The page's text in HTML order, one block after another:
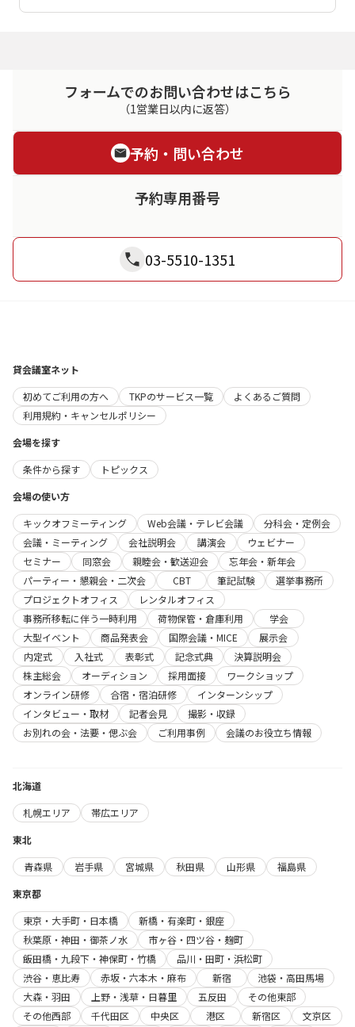
フォームでのお問い合わせはこちら
（1営業日以内に返答）
予約・問い合わせ
予約専用番号
03-5510-1351
貸会議室ネット
初めてご利用の方へ
TKPのサービス一覧
よくあるご質問
利用規約・キャンセルポリシー
会場を探す
条件から探す
トピックス
会場の使い方
キックオフミーティング
Web会議・テレビ会議
分科会・定例会
会議・ミーティング
会社説明会 講演会
ウェビナー
セミナー
同窓会 親睦会・歓送迎会
忘年会・新年会
パーティー・懇親会・二次会
CBT 筆記試験
選挙事務所
プロジェクトオフィス
レンタルオフィス
事務所移転に伴う一時利用
荷物保管・倉庫利用
学会
大型イベント
商品発表会 国際会議・MICE
展示会
内定式
入社式 表彰式 記念式典
決算説明会
株主総会
オーディション 採用面接
ワークショップ
オンライン研修
合宿・宿泊研修
インターンシップ
インタビュー・取材
記者会見
撮影・収録
お別れの会・法要・偲ぶ会
ご利用事例 会議のお役立ち情報
北海道
札幌エリア
帯広エリア
東北
青森県
岩手県 宮城県 秋田県 山形県
福島県
東京都
東京・大手町・日本橋
新橋・有楽町・銀座
秋葉原・神田・御茶ノ水
市ヶ谷・四ツ谷・麹町
飯田橋・九段下・神保町・竹橋
品川・田町・浜松町
渋谷・恵比寿
赤坂・六本木・麻布 新宿
池袋・高田馬場
大森・羽田
上野・浅草・日暮里 五反田
その他東部
その他西部
千代田区 中央区 港区 新宿区
文京区